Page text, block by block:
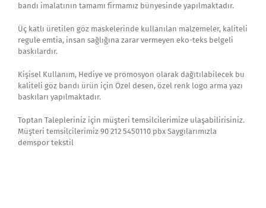
bandı imalatının tamamı firmamız bünyesinde yapılmaktadır.
Üç katlı üretilen göz maskelerinde kullanılan malzemeler, kaliteli
regule emtia, insan sağlığına zarar vermeyen eko-teks belgeli
baskılardır.
Kişisel Kullanım, Hediye ve promosyon olarak dağıtılabilecek bu
kaliteli göz bandı ürün için Özel desen, özel renk logo arma yazı
baskıları yapılmaktadır.
Toptan Talepleriniz için müşteri temsilcilerimize ulaşabilirisiniz.
Müşteri temsilcilerimiz 90 212 5450110 pbx Saygılarımızla
demspor tekstil